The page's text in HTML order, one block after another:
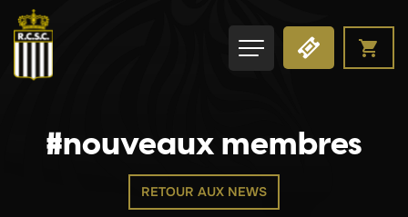
#nouveaux membres
RETOUR AUX NEWS